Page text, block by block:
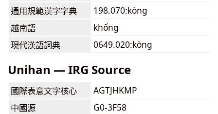
通用規範漢字字典
198.070:kòng
越南語
khống
現代漢語詞典
0649.020:kòng
Unihan — IRG Source
國際表意文字核心
AGTJHKMP
中國源
G0-3F58